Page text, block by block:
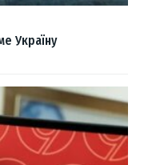
Україну